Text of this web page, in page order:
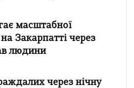
масштабної
Закарпатті через
людини
через нічну